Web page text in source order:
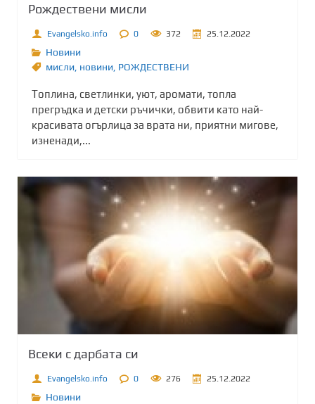
Рождествени мисли
Evangelsko.info 0 372 25.12.2022
Новини
мисли, новини, РОЖДЕСТВЕНИ
Топлина, светлинки, уют, аромати, топла
прегръдка и детски ръчички, обвити като най-
красивата огърлица за врата ни, приятни мигове,
изненади,...
Всеки с дарбата си
Evangelsko.info 0 276 25.12.2022
Новини